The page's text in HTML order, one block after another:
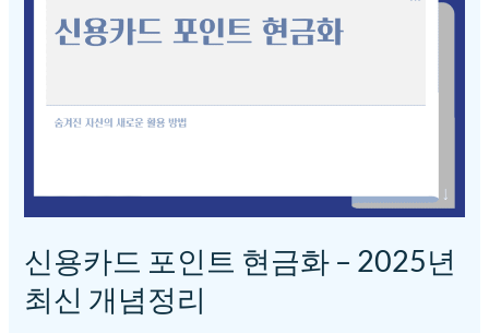
신용카드 포인트 현금화 – 2025년
최신 개념정리
현금화
최신
개념정리